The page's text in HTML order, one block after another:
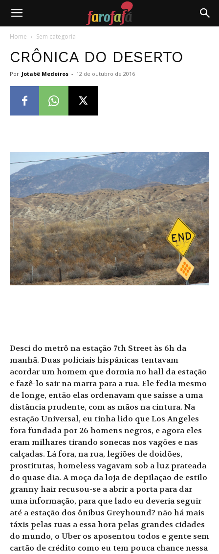
Farofafá
Home Sem categoria
CRÔNICA DO DESERTO
Por Jotabê Medeiros - 12 de outubro de 2016
Desci do metrô na estação 7th Street às 6h da
manhã. Duas policiais hispânicas tentavam
acordar um homem que dormia no hall da estação
e fazê-lo sair na marra para a rua. Ele fedia mesmo
de longe, então elas ordenavam que saísse a uma
distância prudente, com as mãos na cintura. Na
estação Universal, eu tinha lido que Los Angeles
fora fundada por 26 homens negros, e agora eles
eram milhares tirando sonecas nos vagões e nas
calçadas. Lá fora, na rua, legiões de doidões,
prostitutas, homeless vagavam sob a luz prateada
do quase dia. A moça da loja de depilação de estilo
granny hair recusou-se a abrir a porta para dar
uma informação, para que lado eu deveria seguir
até a estação dos ônibus Greyhound? não há mais
táxis pelas ruas a essa hora pelas grandes cidades
do mundo, o Uber os aposentou todos e gente sem
cartão de crédito como eu tem pouca chance nessa